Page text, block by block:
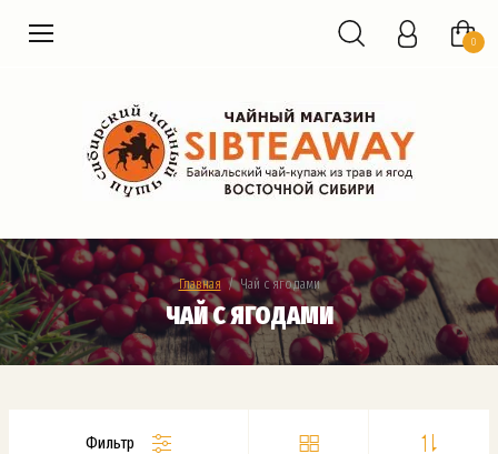
0
Главная
  /  Чай с ягодами
ЧАЙ С ЯГОДАМИ
Фильтр